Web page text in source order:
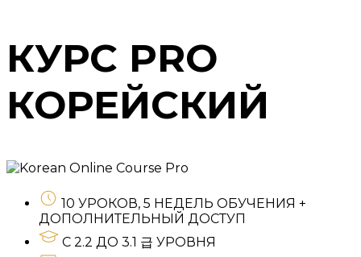
КУРС PRO
КОРЕЙСКИЙ
10 УРОКОВ, 5 НЕДЕЛЬ ОБУЧЕНИЯ +
ДОПОЛНИТЕЛЬНЫЙ ДОСТУП
С 2.2 ДО 3.1 급 УРОВНЯ